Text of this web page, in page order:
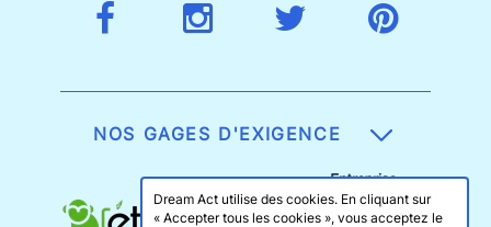
NOS GAGES D'EXIGENCE
Dream Act utilise des cookies. En cliquant sur
« Accepter tous les cookies », vous acceptez le